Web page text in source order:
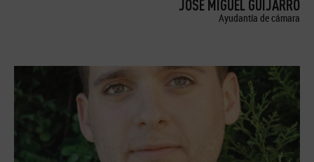
JOSÉ MIGUEL GUIJARRO
Ayudantía de cámara